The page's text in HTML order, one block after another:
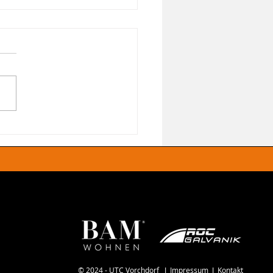
© 2024 - UTC Vorchdorf I Impressum I Kontakt